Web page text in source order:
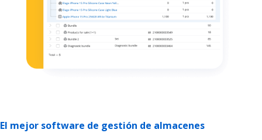
El mejor software de gestión de almacenes